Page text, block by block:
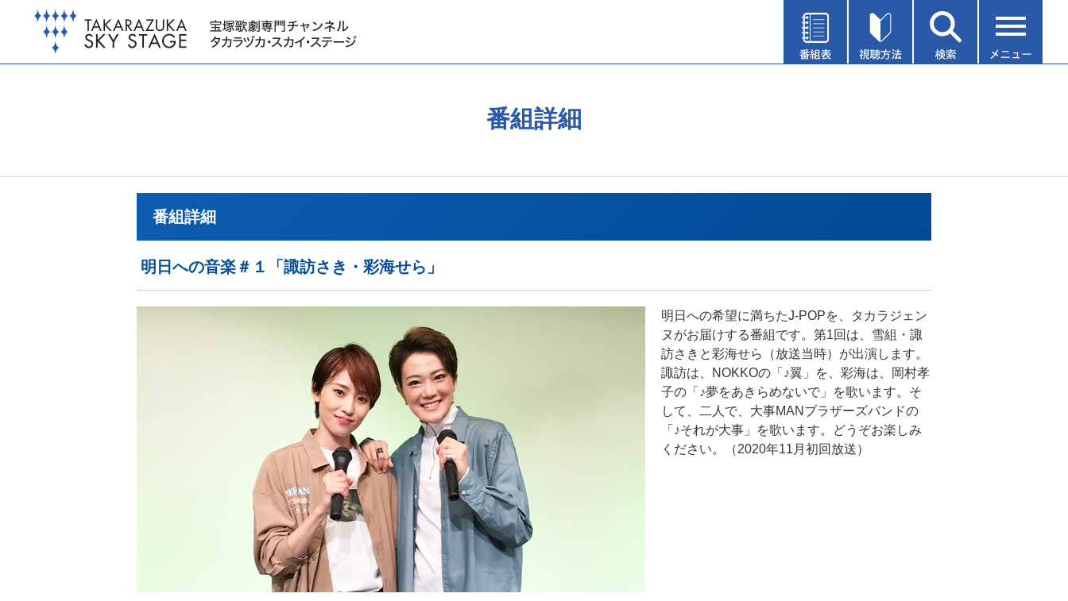
番組詳細
番組詳細
明日への音楽＃１「諏訪さき・彩海せら」
明日への希望に満ちたJ-POPを、タカラジェン
ヌがお届けする番組です。第1回は、雪組・諏
訪さきと彩海せら（放送当時）が出演します。
諏訪は、NOKKOの「♪翼」を、彩海は、岡村孝
子の「♪夢をあきらめないで」を歌います。そ
して、二人で、大事MANブラザーズバンドの
「♪それが大事」を歌います。どうぞお楽しみ
ください。（2020年11月初回放送）